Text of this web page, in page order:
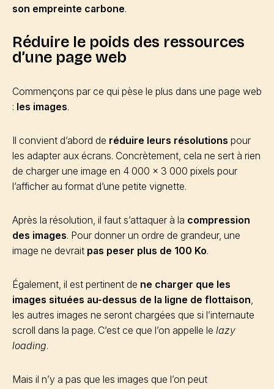
son empreinte carbone.
Réduire le poids des ressources
d’une page web
Commençons par ce qui pèse le plus dans une page web
: les images.
Il convient d’abord de réduire leurs résolutions pour
les adapter aux écrans. Concrètement, cela ne sert à rien
de charger une image en 4 000 x 3 000 pixels pour
l’afficher au format d’une petite vignette.
Après la résolution, il faut s’attaquer à la compression
des images. Pour donner un ordre de grandeur, une
image ne devrait pas peser plus de 100 Ko.
Également, il est pertinent de ne charger que les
images situées au-dessus de la ligne de flottaison,
les autres images ne seront chargées que si l’internaute
scroll dans la page. C’est ce que l’on appelle le lazy
loading.
Mais il n’y a pas que les images que l’on peut